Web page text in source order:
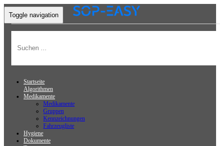
Toggle navigation
Startseite
Algorithmen
Medikamente
Medikamente
Gruppen
Kennzeichnungen
Fahrzeugliste
Hygiene
Dokumente